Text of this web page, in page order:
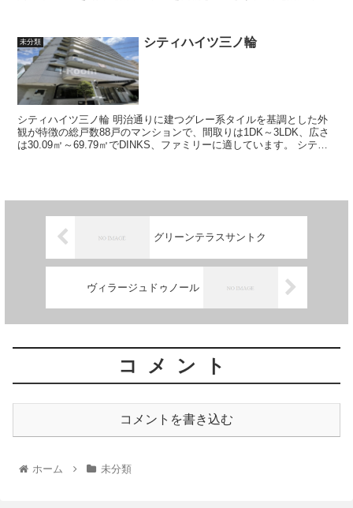
未分類 シティハイツ三ノ輪
シティハイツ三ノ輪 明治通りに建つグレー系タイルを基調とした外
観が特徴の総戸数88戸のマンションで、間取りは1DK～3LDK、広さ
は30.09㎡～69.79㎡でDINKS、ファミリーに適しています。 シティ
グリーンテラスサントク
ヴィラージュドゥノール
コメント
コメントを書き込む
ホーム 未分類